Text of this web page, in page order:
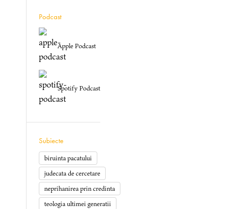
Podcast
Apple Podcast
Spotify Podcast
Subiecte
biruinta pacatului
judecata de cercetare
neprihanirea prin credinta
teologia ultimei generatii